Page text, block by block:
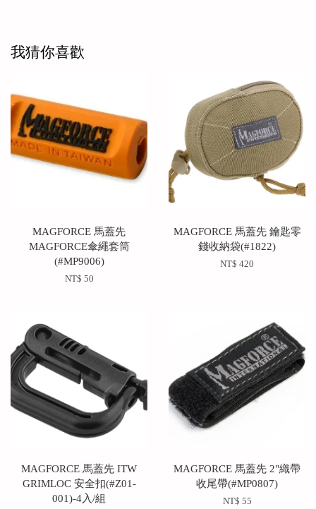
我猜你喜歡
MAGFORCE 馬蓋先
MAGFORCE傘繩套筒
(#MP9006)
NT$ 50
MAGFORCE 馬蓋先 鑰匙零
錢收納袋(#1822)
NT$ 420
MAGFORCE 馬蓋先 ITW
GRIMLOC 安全扣(#Z01-
001)-4入/組
MAGFORCE 馬蓋先 2"織帶
收尾帶(#MP0807)
NT$ 55